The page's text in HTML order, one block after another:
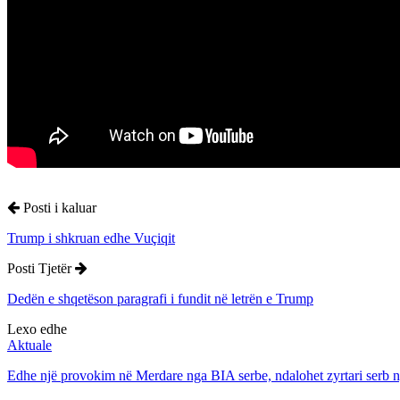
Posti i kaluar
Trump i shkruan edhe Vuçiqit
Posti Tjetër
Dedën e shqetëson paragrafi i fundit në letrën e Trump
Lexo edhe
Aktuale
Edhe një provokim në Merdare nga BIA serbe, ndalohet zyrtari serb